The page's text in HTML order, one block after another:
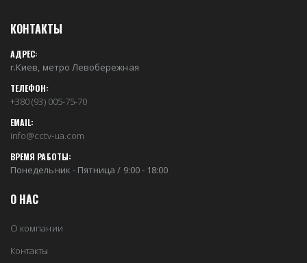
КОНТАКТЫ
АДРЕС:
г.Киев, метро Левобережная
ТЕЛЕФОН:
+380 (93) 005-75-70
EMAIL:
info@cctv-ua.com
ВРЕМЯ РАБОТЫ:
Понедельник - Пятница / 9:00 - 18:00
О НАС
О компании
Контакты